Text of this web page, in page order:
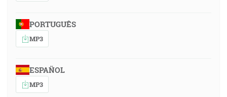
PORTUGUÊS
MP3
ESPAÑOL
MP3